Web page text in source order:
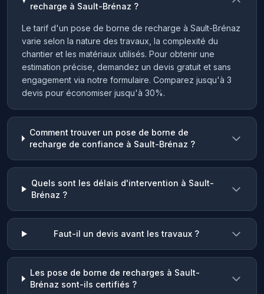
recharge à Sault-Brénaz ?
Le tarif d'un pose de borne de recharge à Sault-Brénaz
varie selon la nature des travaux, la complexité du
chantier et les matériaux utilisés. Pour obtenir une
estimation précise, demandez un devis gratuit et sans
engagement via notre formulaire. Comparez jusqu'à 3
devis pour économiser jusqu'à 30%.
Comment trouver un pose de borne de
recharge de confiance à Sault-Brénaz ?
Quels sont les délais d'intervention à Sault-
Brénaz ?
Faut-il un devis avant les travaux ?
Les pose de borne de recharges à Sault-
Brénaz sont-ils certifiés ?